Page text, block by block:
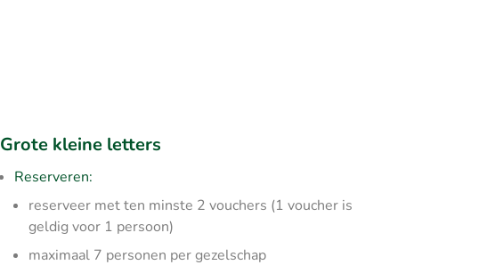
Grote kleine letters
Reserveren:
reserveer met ten minste 2 vouchers (1 voucher is
geldig voor 1 persoon)
maximaal 7 personen per gezelschap